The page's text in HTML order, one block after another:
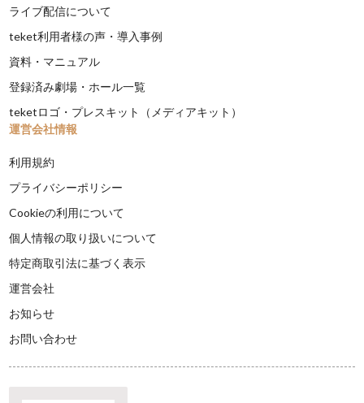
ライブ配信について
teket利用者様の声・導入事例
資料・マニュアル
登録済み劇場・ホール一覧
teketロゴ・プレスキット（メディアキット）
運営会社情報
利用規約
プライバシーポリシー
Cookieの利用について
個人情報の取り扱いについて
特定商取引法に基づく表示
運営会社
お知らせ
お問い合わせ